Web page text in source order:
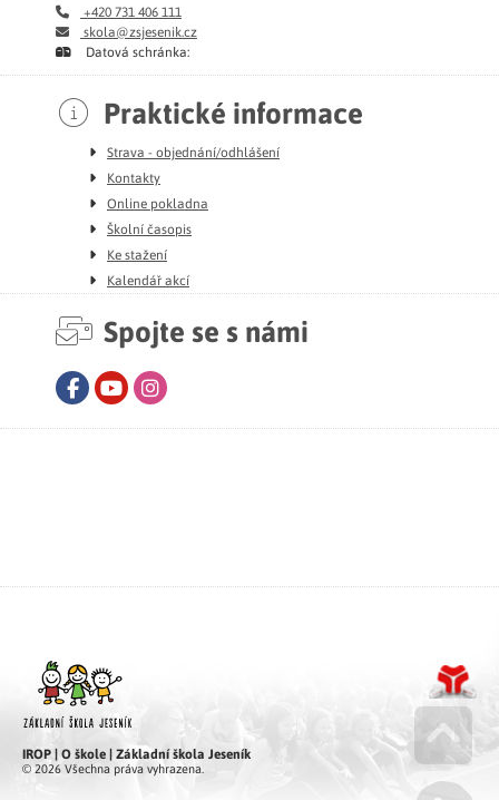
+420 731 406 111
skola@zsjesenik.cz
Datová schránka:
Praktické informace
Strava - objednání/odhlášení
Kontakty
Online pokladna
Školní časopis
Ke stažení
Kalendář akcí
Spojte se s námi
FacebookYoutube
IROP | O škole | Základní škola Jeseník
© 2026 Všechna práva vyhrazena. Go